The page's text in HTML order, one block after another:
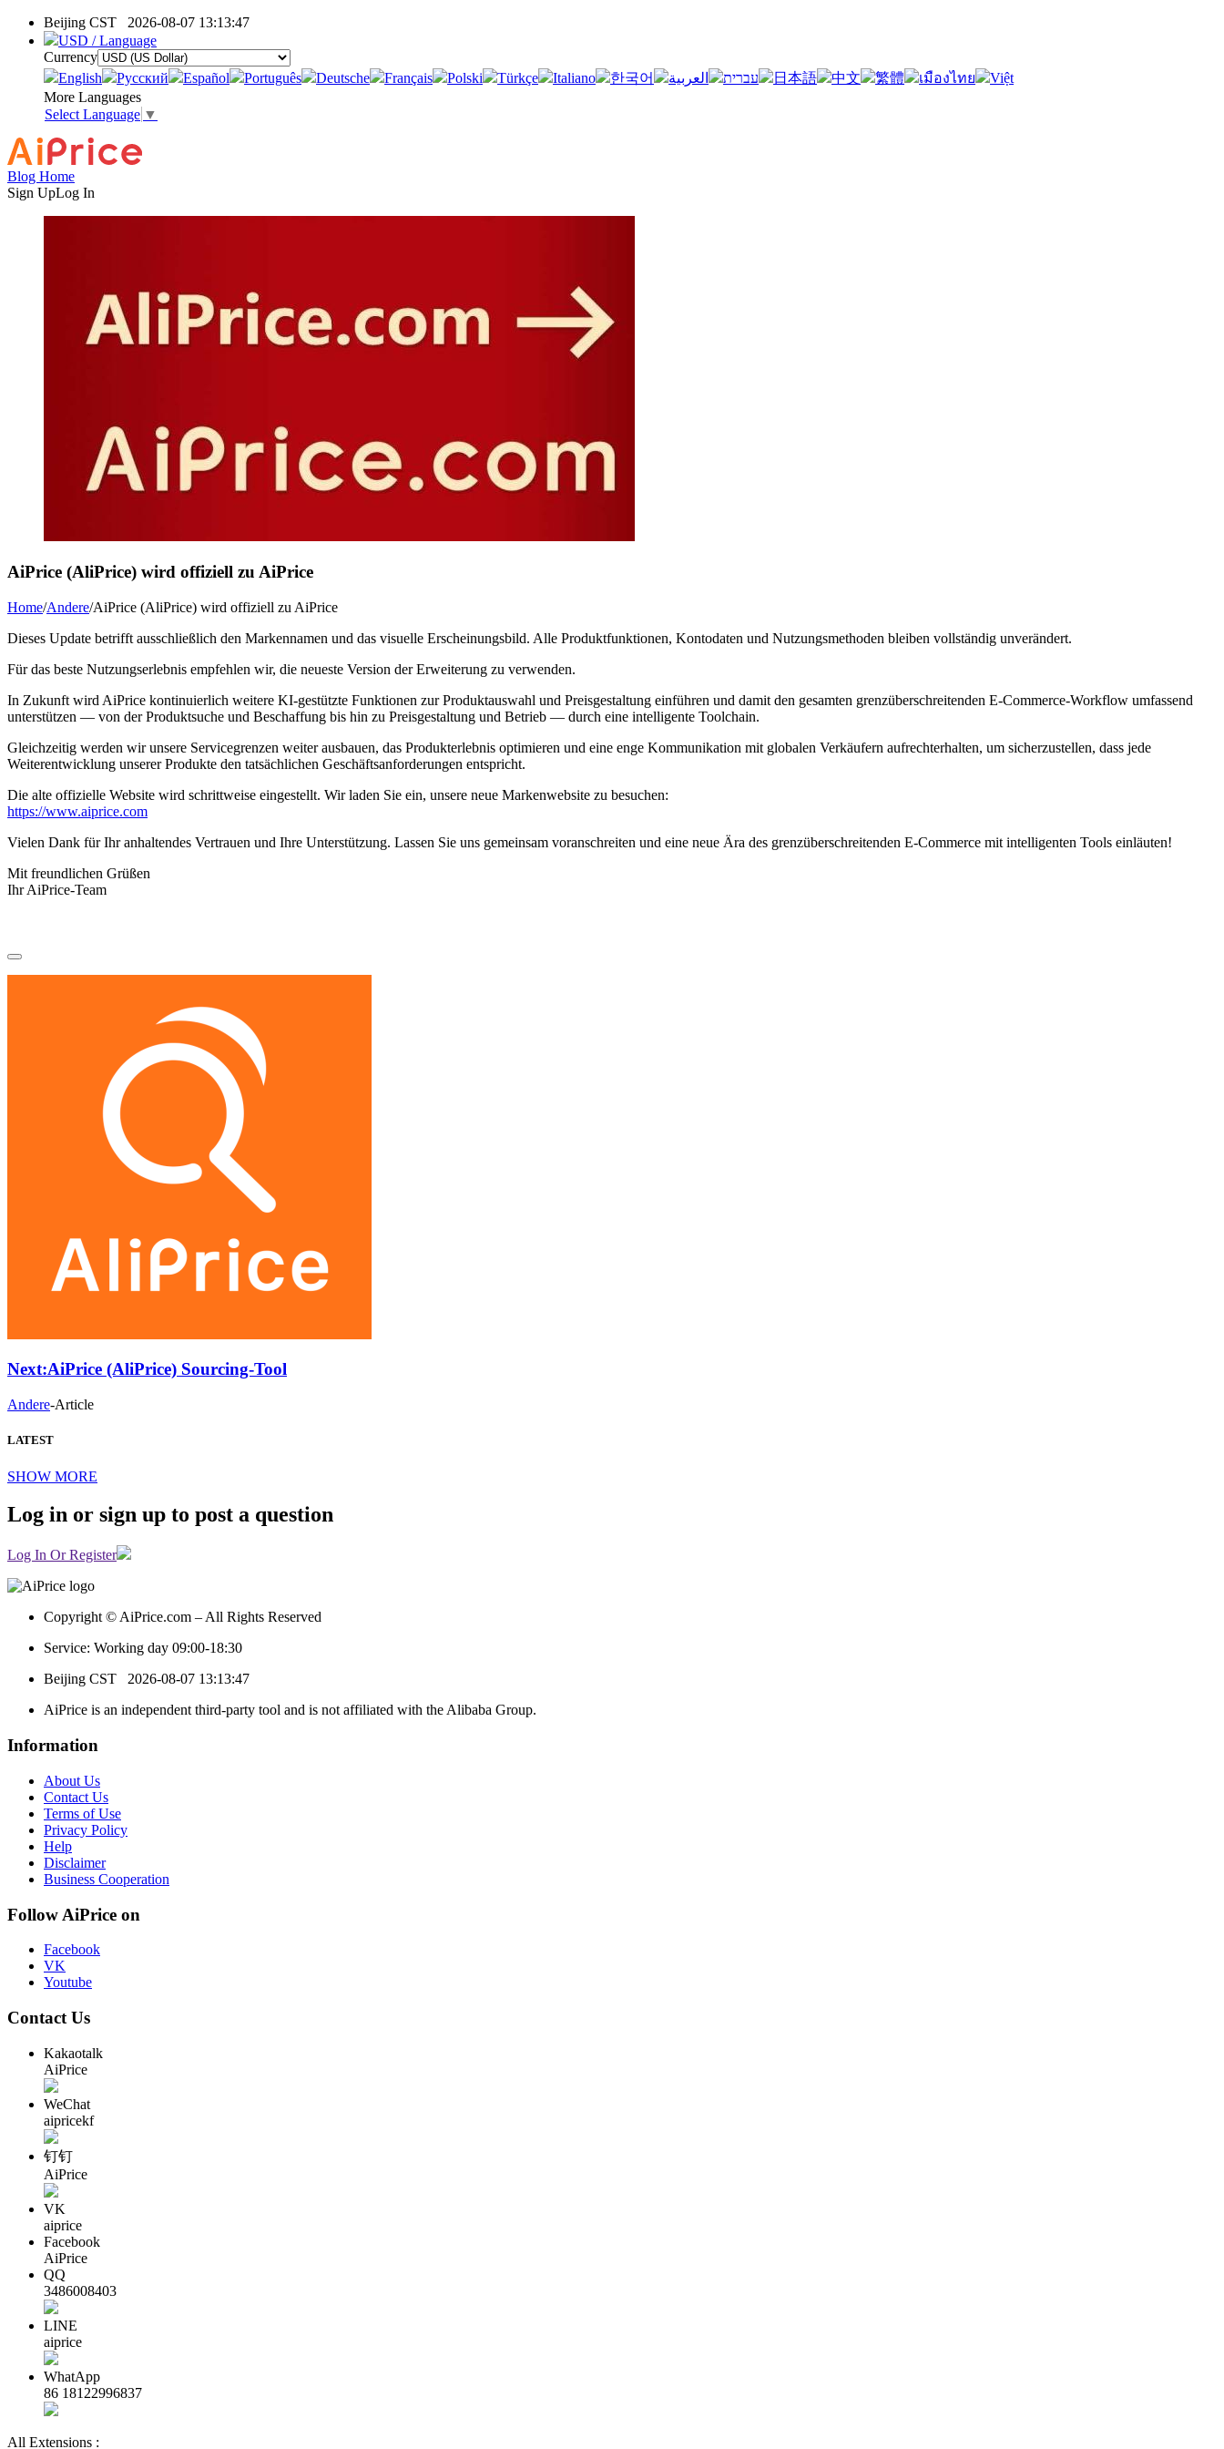
Beijing CST 2026-08-07 13:13:47
USD / Language
Currency
English
Pусский Español Português Deutsche Français Polski Türkçe Italiano 한국어 עברית العربية 日本語 中文 繁體 เมืองไทย
Việt
More Languages
Select Language ▼
Blog Home
Sign UpLog In
AiPrice (AliPrice) wird offiziell zu AiPrice
Home/Andere/AiPrice (AliPrice) wird offiziell zu AiPrice
Dieses Update betrifft ausschließlich den Markennamen und das visuelle Erscheinungsbild. Alle Produktfunktionen, Kontodaten und Nutzungsmethoden bleiben vollständig unverändert.
Für das beste Nutzungserlebnis empfehlen wir, die neueste Version der Erweiterung zu verwenden.
In Zukunft wird AiPrice kontinuierlich weitere KI-gestützte Funktionen zur Produktauswahl und Preisgestaltung einführen und damit den gesamten grenzüberschreitenden E-Commerce-Workflow umfassend
unterstützen — von der Produktsuche und Beschaffung bis hin zu Preisgestaltung und Betrieb — durch eine intelligente Toolchain.
Gleichzeitig werden wir unsere Servicegrenzen weiter ausbauen, das Produkterlebnis optimieren und eine enge Kommunikation mit globalen Verkäufern aufrechterhalten, um sicherzustellen, dass jede
Weiterentwicklung unserer Produkte den tatsächlichen Geschäftsanforderungen entspricht.
Die alte offizielle Website wird schrittweise eingestellt. Wir laden Sie ein, unsere neue Markenwebsite zu besuchen:
https://www.aiprice.com
Vielen Dank für Ihr anhaltendes Vertrauen und Ihre Unterstützung. Lassen Sie uns gemeinsam voranschreiten und eine neue Ära des grenzüberschreitenden E-Commerce mit intelligenten Tools einläuten!
Mit freundlichen Grüßen
Ihr AiPrice-Team
Next:AiPrice (AliPrice) Sourcing-Tool
Andere-Article
LATEST
SHOW MORE
Log in or sign up to post a question
Log In Or Register
Copyright © AiPrice.com – All Rights Reserved
Service: Working day 09:00-18:30
Beijing CST 2026-08-07 13:13:47
AiPrice is an independent third-party tool and is not affiliated with the Alibaba Group.
Information
About Us
Contact Us
Terms of Use
Privacy Policy
Help
Disclaimer
Business Cooperation
Follow AiPrice on
Facebook
VK
Youtube
Contact Us
Kakaotalk
AiPrice
WeChat
aipricekf
钉钉
AiPrice
VK
aiprice
Facebook
AiPrice
QQ
3486008403
LINE
aiprice
WhatApp
86 18122996837
All Extensions :